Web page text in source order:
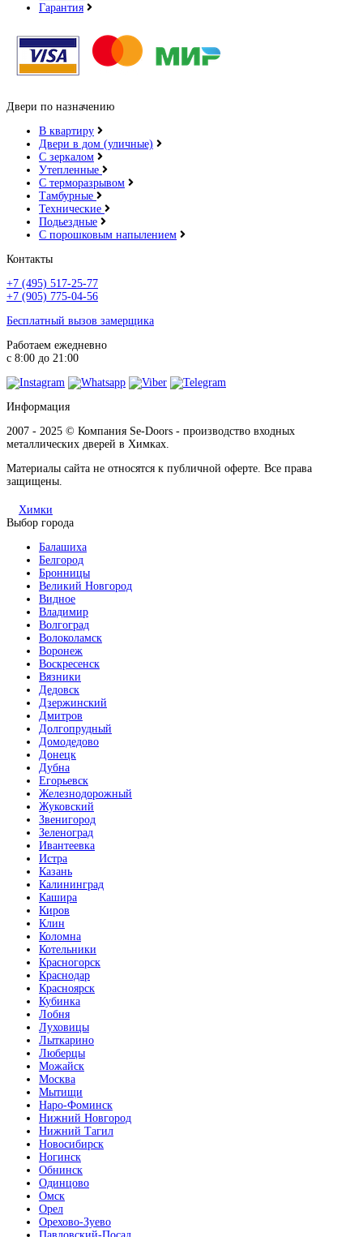
Гарантия
Двери по назначению
В квартиру
Двери в дом (уличные)
С зеркалом
Утепленные
С терморазрывом
Тамбурные
Технические
Подьездные
С порошковым напылением
Контакты
+7 (495) 517-25-77
+7 (905) 775-04-56
Бесплатный вызов замерщика
Работаем ежедневно
с 8:00 до 21:00
Информация
2007 - 2025 © Компания Se-Doors - производство входных
металлических дверей в Химках.
Материалы сайта не относятся к публичной оферте. Все права
защищены.
Химки
Выбор города
Балашиха
Белгород
Бронницы
Великий Новгород
Видное
Владимир
Волгоград
Волоколамск
Воронеж
Воскресенск
Вязники
Дедовск
Дзержинский
Дмитров
Долгопрудный
Домодедово
Донецк
Дубна
Егорьевск
Железнодорожный
Жуковский
Звенигород
Зеленоград
Ивантеевка
Истра
Казань
Калининград
Кашира
Киров
Клин
Коломна
Котельники
Красногорск
Краснодар
Красноярск
Кубинка
Лобня
Луховицы
Лыткарино
Люберцы
Можайск
Москва
Мытищи
Наро-Фоминск
Нижний Новгород
Нижний Тагил
Новосибирск
Ногинск
Обнинск
Одинцово
Омск
Орел
Орехово-Зуево